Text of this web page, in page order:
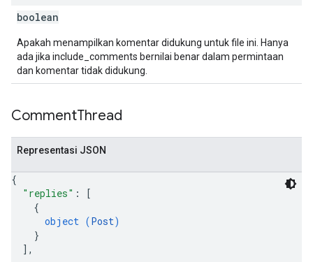
boolean
Apakah menampilkan komentar didukung untuk file ini. Hanya
ada jika include_comments bernilai benar dalam permintaan
dan komentar tidak didukung.
CommentThread
Representasi JSON
{
"replies" :
[
{
object (Post)
}
] ,